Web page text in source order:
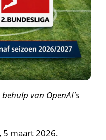
van OpenAI's
, 5 maart 2026.